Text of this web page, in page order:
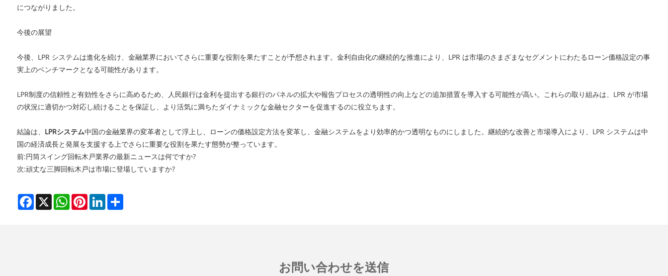
につながりました。
今後の展望
今後、LPR システムは進化を続け、金融業界においてさらに重要な役割を果たすことが予想されます。金利自由化の継続的な推進により、LPR は市場のさまざまなセグメントにわたるローン価格設定の事
実上のベンチマークとなる可能性があります。
LPR制度の信頼性と有効性をさらに高めるため、人民銀行は金利を提出する銀行のパネルの拡大や報告プロセスの透明性の向上などの追加措置を導入する可能性が高い。これらの取り組みは、LPR が市場
の状況に適切かつ対応し続けることを保証し、より活気に満ちたダイナミックな金融セクターを促進するのに役立ちます。
結論は、 LPRシステム中国の金融業界の変革者として浮上し、ローンの価格設定方法を変革し、金融システムをより効率的かつ透明なものにしました。継続的な改善と市場導入により、LPR システムは中
国の経済成長と発展を支援する上でさらに重要な役割を果たす態勢が整っています。
前:円筒スイング回転木戸業界の最新ニュースは何ですか?
次:頑丈な三脚回転木戸は市場に登場していますか?
Facebook
X WhatsAppPinterestLinkedInShare
お問い合わせを送信